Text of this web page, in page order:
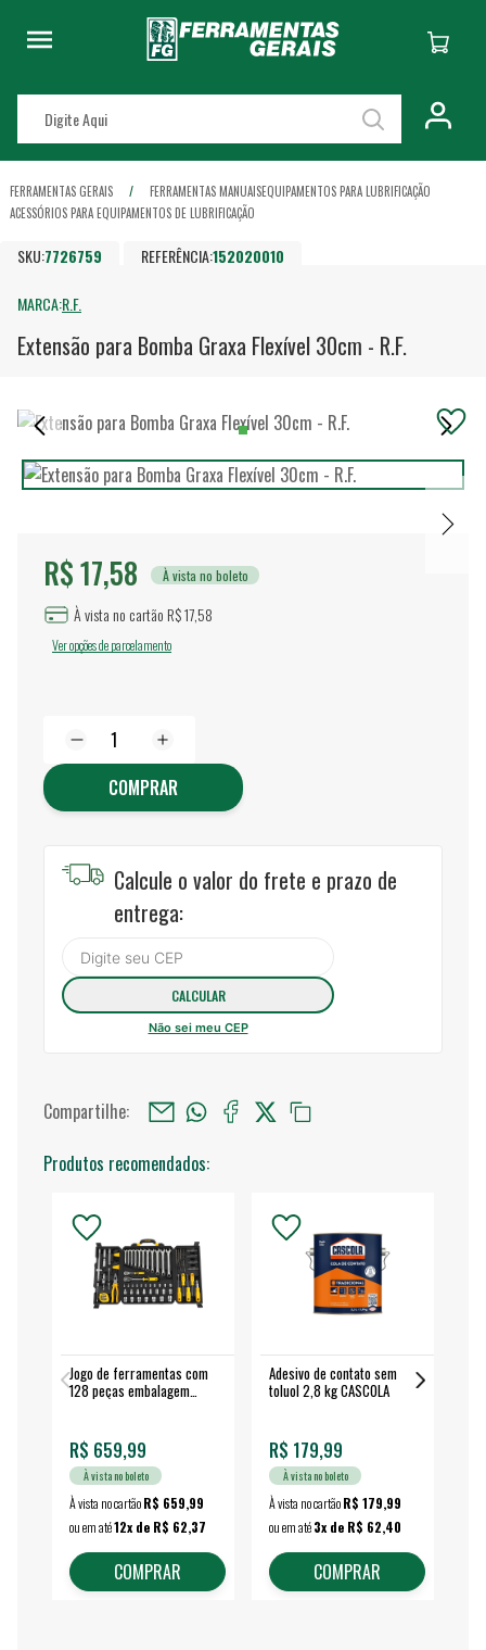
FERRAMENTAS GERAIS FERRAMENTAS MANUAISEQUIPAMENTOS PARA LUBRIFICAÇÃO
ACESSÓRIOS PARA EQUIPAMENTOS DE LUBRIFICAÇÃO
SKU:7726759 REFERÊNCIA:152020010
MARCA:R.F.
Extensão para Bomba Graxa Flexível 30cm - R.F.
R$ 17,58 À vista no boleto
À vista no cartão R$ 17,58
Ver opções de parcelamento
COMPRAR
Calcule o valor do frete e prazo de
entrega:
Não sei meu CEP
Compartilhe:
Produtos recomendados:
Jogo de ferramentas com
128 peças embalagem
R$ 659,99
À vista no boleto
À vista no cartãoR$ 659,99
ou em até12x de R$ 62,37
COMPRAR
Adesivo de contato sem
toluol 2,8 kg CASCOLA
R$ 179,99
À vista no boleto
À vista no cartãoR$ 179,99
ou em até3x de R$ 62,40
COMPRAR